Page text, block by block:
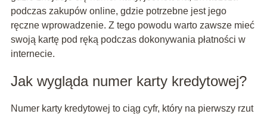
podczas zakupów online, gdzie potrzebne jest jego
ręczne wprowadzenie. Z tego powodu warto zawsze mieć
swoją kartę pod ręką podczas dokonywania płatności w
internecie.
Jak wygląda numer karty kredytowej?
Numer karty kredytowej to ciąg cyfr, który na pierwszy rzut